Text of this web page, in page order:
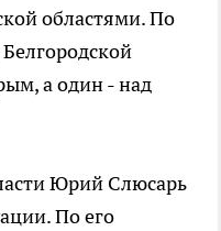
областями. По
а один - над
Юрий Слюсарь
По его